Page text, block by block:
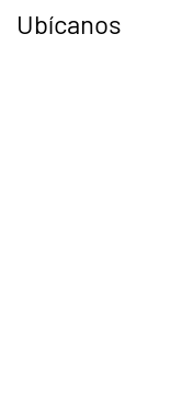
Ubícanos